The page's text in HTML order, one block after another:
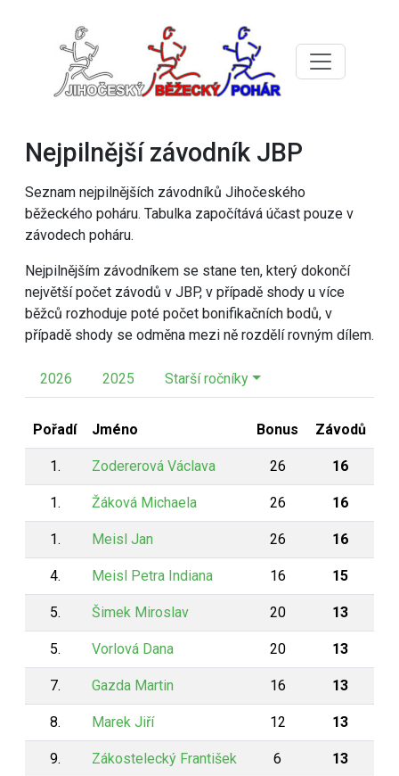
Nejpilnější závodník JBP
Seznam nejpilnějších závodníků Jihočeského
běžeckého poháru. Tabulka započítává účast pouze v
závodech poháru.
Nejpilnějším závodníkem se stane ten, který dokončí
největší počet závodů v JBP, v případě shody u více
běžců rozhoduje poté počet bonifikačních bodů, v
případě shody se odměna mezi ně rozdělí rovným dílem.
2026 2025 Starší ročníky
Pořadí Jméno Bonus Závodů
1. Zodererová Václava 26 16
1. Žáková Michaela 26 16
1. Meisl Jan 26 16
4. Meisl Petra Indiana 16 15
5. Šimek Miroslav 20 13
5. Vorlová Dana 20 13
7. Gazda Martin 16 13
8. Marek Jiří 12 13
9. Zákostelecký František 6 13